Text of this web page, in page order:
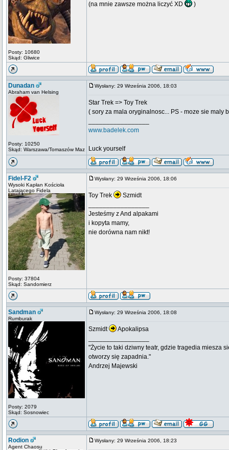
Posty: 10680
Skąd: Gliwice
(na mnie zawsze można liczyć XD )
Dunadan
Abraham van Helsing
Posty: 10250
Skąd: Warszawa/Tomaszów Maz
Wysłany: 29 Września 2006, 18:03
Star Trek => Toy Trek
( sory za mala oryginalnosc... PS - moze sie
www.badelek.com
Luck yourself
Fidel-F2
Wysoki Kapłan Kościoła
Latającego Fidela
Posty: 37804
Skąd: Sandomierz
Wysłany: 29 Września 2006, 18:06
Toy Trek
Szmidt
Jesteśmy z And alpakami
i kopyta mamy,
nie dorówna nam nikt!
Sandman
Rumburak
Posty: 2079
Skąd: Sosnowiec
Wysłany: 29 Września 2006, 18:08
Szmidt
Apokalipsa
"Życie to taki dziwny teatr, gdzie tragedia miesza
otworzy się zapadnia."
Andrzej Majewski
Rodion
Agent Chaosu
Wysłany: 29 Września 2006, 18:23